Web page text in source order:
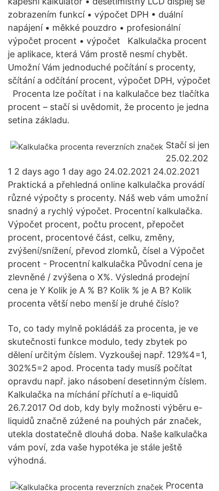
zobrazením funkcí • výpočet DPH • duální
napájení • měkké pouzdro • profesionální
výpočet procent • výpočet Kalkulačka procent
je aplikace, která Vám prostě nesmí chybět.
Umožní Vám jednoduché počítání s procenty,
sčítání a odčítání procent, výpočet DPH, výpočet
Procenta lze počítat i na kalkulačce bez tlačítka
procent – stačí si uvědomit, že procento je jedna
setina základu.
Stačí si jen
25.02.202
1 2 days ago 1 day ago 24.02.2021 24.02.2021
Praktická a přehledná online kalkulačka provádí
různé výpočty s procenty. Náš web vám umožní
snadný a rychlý výpočet. Procentní kalkulačka.
Výpočet procent, počtu procent, přepočet
procent, procentové část, celku, změny,
zvýšení/snížení, převod zlomků, čísel a Výpočet
procent - Procentní kalkulačka Původní cena je
zlevněné / zvýšena o X%. Výsledná prodejní
cena je Y Kolik je A % B? Kolik % je A B? Kolik
procenta větší nebo menší je druhé číslo?
To, co tady mylně pokládáš za procenta, je ve
skutečnosti funkce modulo, tedy zbytek po
dělení určitým číslem. Vyzkoušej např. 129%4=1,
302%5=2 apod. Procenta tady musíš počítat
opravdu např. jako násobení desetinným číslem.
Kalkulačka na míchání příchutí a e-liquidů
26.7.2017 Od dob, kdy byly možnosti výběru e-
liquidů značně zúžené na pouhých pár značek,
utekla dostatečně dlouhá doba. Naše kalkulačka
vám poví, zda vaše hypotéka je stále ještě
výhodná.
Procenta